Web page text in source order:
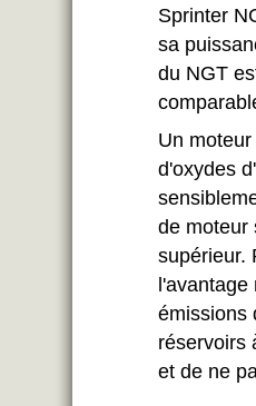
Sprinter
sa
du NGT
Un
d'oxydes
de moteur
supérieur.
émissions
réservoirs
et de ne